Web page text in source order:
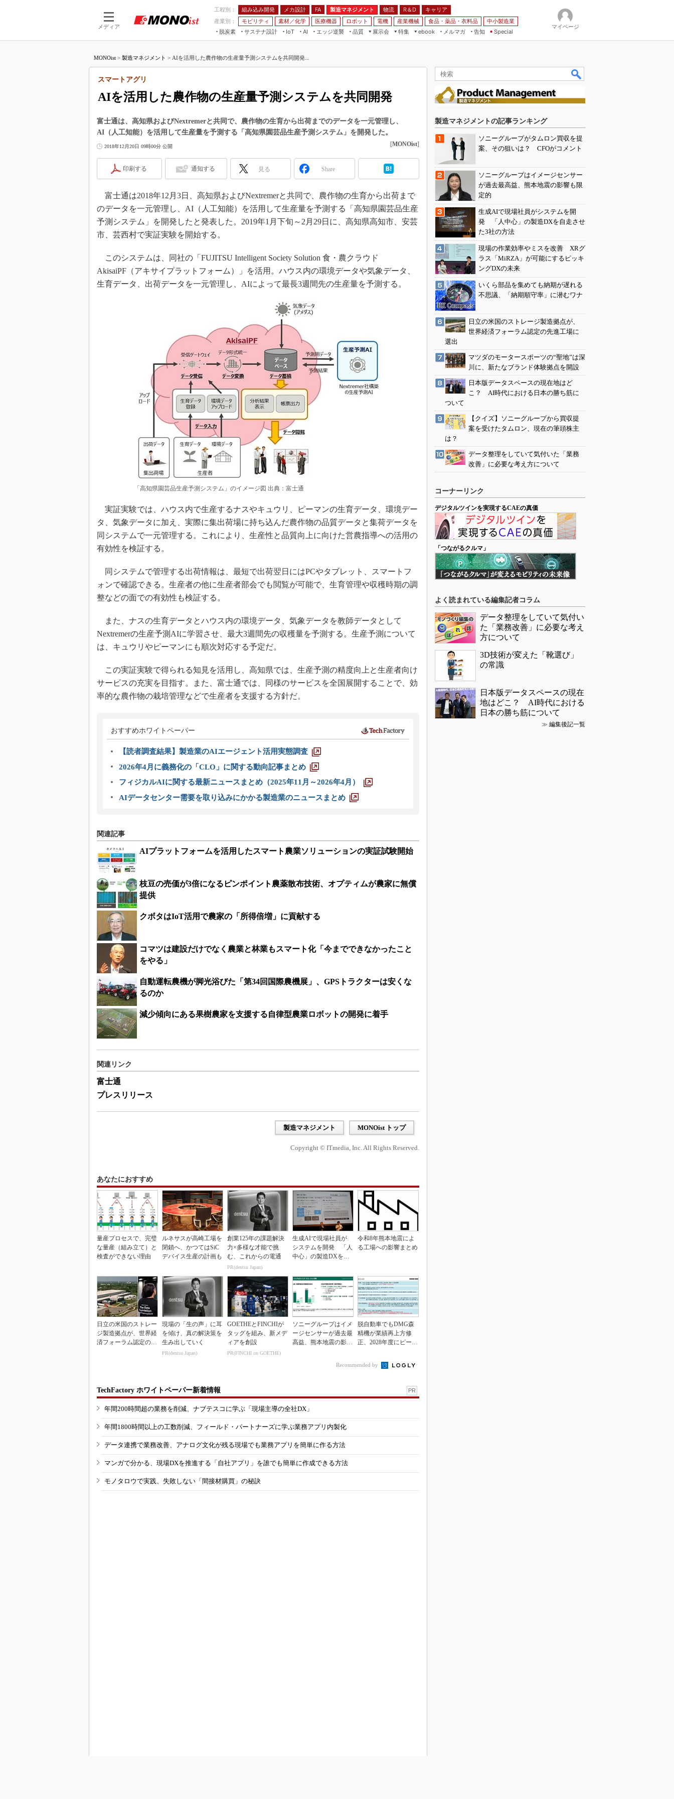
メディア
工程別： 組み込み開発 メカ設計 FA 製造マネジメント 物流 R＆D
キャリア
産業別：
モビリティ 素材／化学 医療機器 ロボット 電機 産業機械 食品・薬品・衣料品
中小製造業
脱炭素
サステナ設計
IoT
つながる工場
AI
AI×設備保全
エッジ逆襲 品質
展示会
JIMTOF
IIFES
ジャパンモビリティショー
人テク展
スマート工場EXPO
日本ものづくりワールド
AUTOMOTIVE WORLD
特集
つながるクルマ
フィールドサービス
FPGA
組み込み画像技術
Windows Embedded
ISO26262
無償設計ツール
S＆OP
インダストリー4.0
イノベーション
製造業ビッグデータ
植物工場
知財マネジメント
海外生産
グローバル設計・開発
制御セキュリティ
新型コロナへの対応
ebook
モビリティ
素材／化学
メルマガ
告知 Special
マイページ
MONOist > 製造マネジメント > AIを活用した農作物の生産量予測システムを共同開発...
AIを活用した農作物の生産量予測システムを共同開発
スマートアグリ
富士通は、高知県およびNextremerと共同で、農作物の生育から出荷までのデータを一元管理し、
AI（人工知能）を活用して生産量を予測する「高知県園芸品生産予測システム」を開発した。
2018年12月20日 09時00分 公開 [MONOist]
印刷する 通知する 見る Share
富士通は2018年12月3日、高知県およびNextremerと共同で、農作物の生育から出荷まで
のデータを一元管理し、AI（人工知能）を活用して生産量を予測する「高知県園芸品生産
予測システム」を開発したと発表した。2019年1月下旬～2月29日に、高知県高知市、安芸
市、芸西村で実証実験を開始する。
このシステムは、同社の「FUJITSU Intelligent Society Solution 食・農クラウド
AkisaiPF（アキサイプラットフォーム）」を活用。ハウス内の環境データや気象データ、
生育データ、出荷データを一元管理し、AIによって最長3週間先の生産量を予測する。
「高知県園芸品生産予測システム」のイメージ図 出典：富士通
実証実験では、ハウス内で生産するナスやキュウリ、ピーマンの生育データ、環境デー
タ、気象データに加え、実際に集出荷場に持ち込んだ農作物の品質データと集荷データを
同システムで一元管理する。これにより、生産性と品質向上に向けた営農指導への活用の
有効性を検証する。
同システムで管理する出荷情報は、最短で出荷翌日にはPCやタブレット、スマートフ
ォンで確認できる。生産者の他に生産者部会でも閲覧が可能で、生育管理や収穫時期の調
整などの面での有効性も検証する。
また、ナスの生育データとハウス内の環境データ、気象データを教師データとして
Nextremerの生産予測AIに学習させ、最大3週間先の収穫量を予測する。生産予測について
は、キュウリやピーマンにも順次対応する予定だ。
この実証実験で得られる知見を活用し、高知県では、生産予測の精度向上と生産者向け
サービスの充実を目指す。また、富士通では、同様のサービスを全国展開することで、効
率的な農作物の栽培管理などで生産者を支援する方針だ。
おすすめホワイトペーパー
【読者調査結果】製造業のAIエージェント活用実態調査
2026年4月に義務化の「CLO」に関する動向記事まとめ
フィジカルAIに関する最新ニュースまとめ（2025年11月～2026年4月）
AIデータセンター需要を取り込みにかかる製造業のニュースまとめ
関連記事
AIプラットフォームを活用したスマート農業ソリューションの実証試験開始
枝豆の売価が3倍になるピンポイント農薬散布技術、オプティムが農家に無償
提供
クボタはIoT活用で農家の「所得倍増」に貢献する
コマツは建設だけでなく農業と林業もスマート化「今までできなかったこと
をやる」
自動運転農機が脚光浴びた「第34回国際農機展」、GPSトラクターは安くな
るのか
減少傾向にある果樹農家を支援する自律型農業ロボットの開発に着手
関連リンク
富士通
プレスリリース
製造マネジメント MONOist トップ
Copyright © ITmedia, Inc. All Rights Reserved.
あなたにおすすめ
量産プロセスで、完璧
な量産（組み立て）と
検査ができない理由
ルネサスが高崎工場を
閉鎖へ、かつてはSiC
デバイス生産の計画も
創業125年の課題解決
力×多様な才能で挑
む、これからの電通
PR(dentsu Japan)
生成AIで現場社員が
システムを開発 「人
中心」の製造DXを自
令和8年熊本地震によ
る工場への影響まとめ
日立の米国のストレー
ジ製造拠点が、世界経
済フォーラム認定の先
現場の「生の声」に耳
を傾け、真の解決策を
生み出していく
PR(dentsu Japan)
GOETHEとFINCHIが
タッグを組み、新メデ
ィアを創設
PR(FINCHI on GOETHE)
ソニーグループはイメ
ージセンサーが過去最
高益、熊本地震の影響
脱自動車でもDMG森
精機が業績再上方修
正、2028年度にピーク
Recommended by
TechFactory ホワイトペーパー新着情報 PR
年間200時間超の業務を削減、ナブテスコに学ぶ「現場主導の全社DX」
年間1800時間以上の工数削減、フィールド・パートナーズに学ぶ業務アプリ内製化
データ連携で業務改善、アナログ文化が残る現場でも業務アプリを簡単に作る方法
マンガで分かる、現場DXを推進する「自社アプリ」を誰でも簡単に作成できる方法
モノタロウで実践、失敗しない「間接材購買」の秘訣
製造マネジメントの記事ランキング
ソニーグループがタムロン買収を提
案、その狙いは？ CFOがコメント
ソニーグループはイメージセンサー
が過去最高益、熊本地震の影響も限
定的
生成AIで現場社員がシステムを開
発 「人中心」の製造DXを自走させ
た3社の方法
現場の作業効率やミスを改善 XRグ
ラス「MiRZA」が可能にするピッキ
ングDXの未来
いくら部品を集めても納期が遅れる
不思議、「納期順守率」に潜むワナ
日立の米国のストレージ製造拠点が、
世界経済フォーラム認定の先進工場に
選出
マツダのモータースポーツの“聖地”は深
川に、新たなブランド体験拠点を開設
日本版データスペースの現在地はど
こ？ AI時代における日本の勝ち筋に
ついて
【クイズ】ソニーグループから買収提
案を受けたタムロン、現在の筆頭株主
は？
データ整理をしていて気付いた「業務
改善」に必要な考え方について
コーナーリンク
デジタルツインを実現するCAEの真価
「つながるクルマ」
よく読まれている編集記者コラム
データ整理をしていて気付い
た「業務改善」に必要な考え
方について
3D技術が変えた「靴選び」
の常識
日本版データスペースの現在
地はどこ？ AI時代における
日本の勝ち筋について
≫ 編集後記一覧